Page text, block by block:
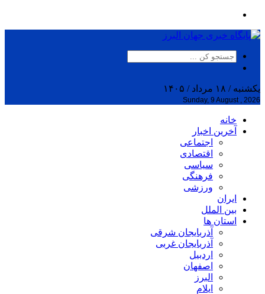
یکشنبه / ۱۸ مرداد / ۱۴۰۵
Sunday, 9 August , 2026
خانه
آخرین اخبار
اجتماعی
اقتصادی
سیاسی
فرهنگی
ورزشی
ایران
بین الملل
استان ها
آذربایجان شرقی
آذربایجان غربی
اردبیل
اصفهان
البرز
ایلام